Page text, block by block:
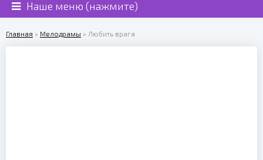
Наше меню (нажмите)
Главная » Мелодрамы » Любить врага